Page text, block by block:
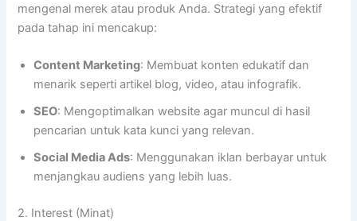
mengenal merek atau produk Anda. Strategi yang efektif
pada tahap ini mencakup:
Content Marketing: Membuat konten edukatif dan
menarik seperti artikel blog, video, atau infografik.
SEO: Mengoptimalkan website agar muncul di hasil
pencarian untuk kata kunci yang relevan.
Social Media Ads: Menggunakan iklan berbayar untuk
menjangkau audiens yang lebih luas.
2. Interest (Minat)